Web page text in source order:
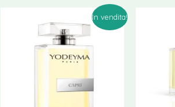
In vendita!